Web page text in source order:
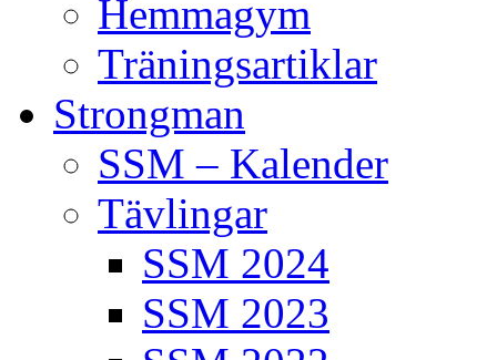
Hemmagym
Träningsartiklar
Strongman
SSM – Kalender
Tävlingar
SSM 2024
SSM 2023